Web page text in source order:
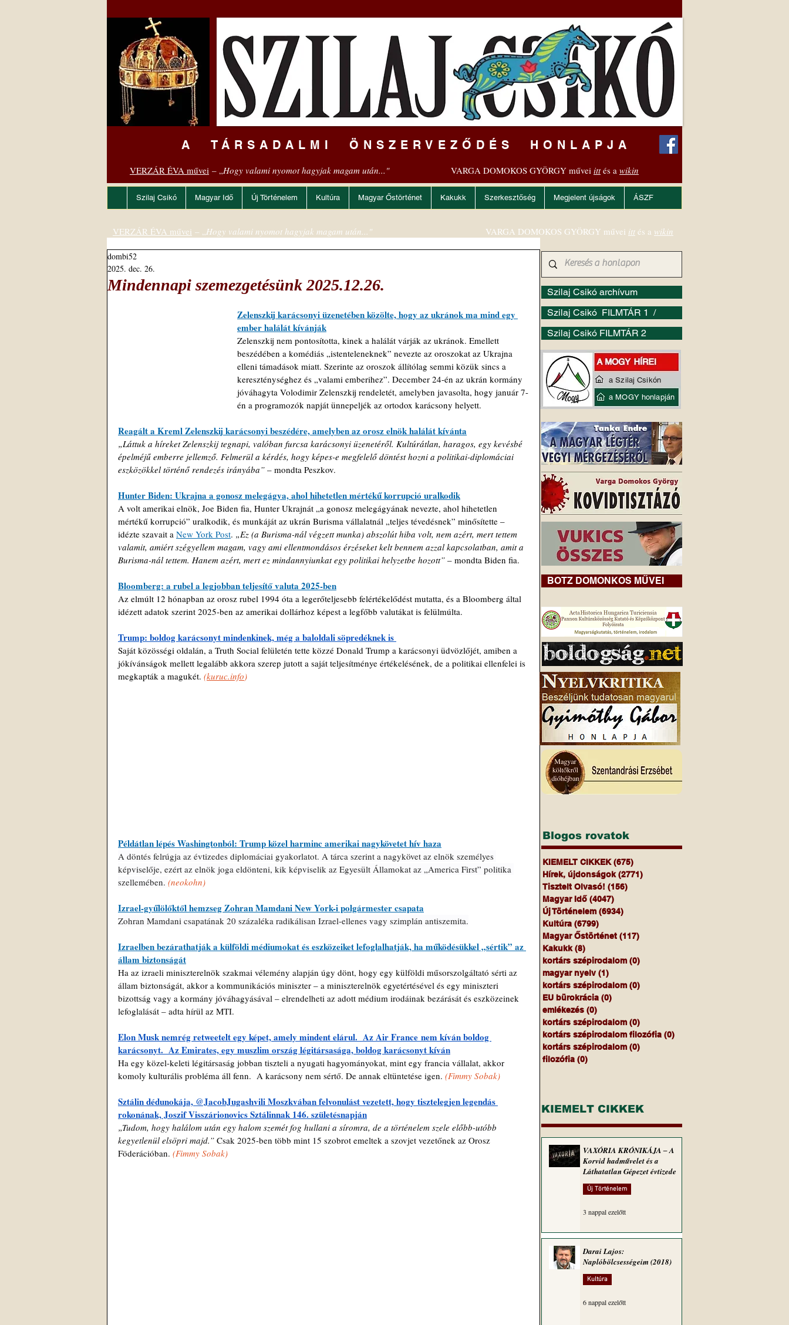
A TÁRSADALMI ÖNSZERVEZŐDÉS HONLAPJA
VERZÁR ÉVA művei – „Hogy valami nyomot hagyjak magam után..." VARGA DOMOKOS GYÖRGY művei ittés a wikin
Szilaj Csikó Magyar Idő Új Történelem Kultúra Magyar Őstörténet Kakukk Szerkesztőség Megjelent újságok ÁSZF
Mindennapi szemezgetésünk 2025.12.26.
dombi52
2025. dec. 26.
Zelenszkij karácsonyi üzenetében közölte, hogy az ukránok ma mind egy
ember halálát kívánják
Zelenszkij nem pontosította, kinek a halálát várják az ukránok. Emellett
beszédében a komédiás „istenteleneknek” nevezte az oroszokat az Ukrajna
elleni támadások miatt. Szerinte az oroszok állítólag semmi közük sincs a
kereszténységhez és „valami emberihez”. December 24-én az ukrán kormány
jóváhagyta Volodimir Zelenszkij rendeletét, amelyben javasolta, hogy január 7-
én a programozók napját ünnepeljék az ortodox karácsony helyett.
Reagált a Kreml Zelenszkij karácsonyi beszédére, amelyben az orosz elnök halálát kívánta
„Láttuk a híreket Zelenszkij tegnapi, valóban furcsa karácsonyi üzenetéről. Kultúrátlan, haragos, egy kevésbé
épelméjű emberre jellemző. Felmerül a kérdés, hogy képes-e megfelelő döntést hozni a politikai-diplomáciai
eszközökkel történő rendezés irányába” – mondta Peszkov.
Hunter Biden: Ukrajna a gonosz melegágya, ahol hihetetlen mértékű korrupció uralkodik
A volt amerikai elnök, Joe Biden fia, Hunter Ukrajnát „a gonosz melegágyának nevezte, ahol hihetetlen
mértékű korrupció” uralkodik, és munkáját az ukrán Burisma vállalatnál „teljes tévedésnek” minősítette –
idézte szavait a New York Post. „Ez (a Burisma-nál végzett munka) abszolút hiba volt, nem azért, mert tettem
valamit, amiért szégyellem magam, vagy ami ellentmondásos érzéseket kelt bennem azzal kapcsolatban, amit a
Burisma-nál tettem. Hanem azért, mert ez mindannyiunkat egy politikai helyzetbe hozott” – mondta Biden fia.
Bloomberg: a rubel a legjobban teljesítő valuta 2025-ben
Az elmúlt 12 hónapban az orosz rubel 1994 óta a legerőteljesebb felértékelődést mutatta, és a Bloomberg által
idézett adatok szerint 2025-ben az amerikai dollárhoz képest a legfőbb valutákat is felülmúlta.
Trump: boldog karácsonyt mindenkinek, még a baloldali söpredéknek is
Saját közösségi oldalán, a Truth Social felületén tette közzé Donald Trump a karácsonyi üdvözlőjét, amiben a
jókívánságok mellett legalább akkora szerep jutott a saját teljesítménye értékelésének, de a politikai ellenfelei is
megkapták a magukét. (kuruc.info)
Példátlan lépés Washingtonból: Trump közel harminc amerikai nagykövetet hív haza
A döntés felrúgja az évtizedes diplomáciai gyakorlatot. A tárca szerint a nagykövet az elnök személyes
képviselője, ezért az elnök joga eldönteni, kik képviselik az Egyesült Államokat az „America First” politika
szellemében. (neokohn)
Izrael-gyűlölőktől hemzseg Zohran Mamdani New York-i polgármester csapata
Zohran Mamdani csapatának 20 százaléka radikálisan Izrael-ellenes vagy szimplán antiszemita.
Izraelben bezárathatják a külföldi médiumokat és eszközeiket lefoglalhatják, ha működésükkel „sértik” az
állam biztonságát
Ha az izraeli miniszterelnök szakmai vélemény alapján úgy dönt, hogy egy külföldi műsorszolgáltató sérti az
állam biztonságát, akkor a kommunikációs miniszter – a miniszterelnök egyetértésével és egy miniszteri
bizottság vagy a kormány jóváhagyásával – elrendelheti az adott médium irodáinak bezárását és eszközeinek
lefoglalását – adta hírül az MTI.
Elon Musk nemrég retweetelt egy képet, amely mindent elárul.  Az Air France nem kíván boldog
karácsonyt.  Az Emirates, egy muszlim ország légitársasága, boldog karácsonyt kíván
Ha egy közel-keleti légitársaság jobban tiszteli a nyugati hagyományokat, mint egy francia vállalat, akkor
komoly kulturális probléma áll fenn.  A karácsony nem sértő. De annak eltüntetése igen. (Fimmy Sobak)
Sztálin dédunokája, @JacobJugashvili Moszkvában felvonulást vezetett, hogy tisztelegjen legendás
rokonának, Joszif Visszárionovics Sztálinnak 146. születésnapján
„Tudom, hogy halálom után egy halom szemét fog hullani a síromra, de a történelem szele előbb-utóbb
kegyetlenül elsöpri majd.” Csak 2025-ben több mint 15 szobrot emeltek a szovjet vezetőnek az Orosz
Föderációban. (Fimmy Sobak)
Szilaj Csikó archívum
Szilaj Csikó FILMTÁR 1 /
Szilaj Csikó FILMTÁR 2
VERZÁR ÉVA művei – „Hogy valami nyomot hagyjak magam után..." VARGA DOMOKOS GYÖRGY művei itt és a wikin
BOTZ DOMONKOS MŰVEI
Blogos rovatok
KIEMELT CIKKEK (675)
Hírek, újdonságok (2771)
Tisztelt Olvasó! (156)
Magyar Idő (4047)
Új Történelem (6934)
Kultúra (6799)
Magyar Őstörténet (117)
Kakukk (8)
kortárs szépirodalom (0)
magyar nyelv (1)
kortárs szépirodalom (0)
EU bürokrácia (0)
emlékezés (0)
kortárs szépirodalom (0)
kortárs szépirodalom filozófia (0)
kortárs szépirodalom (0)
filozófia (0)
KIEMELT CIKKEK
VAXÓRIA KRÓNIKÁJA ‒ A
Korvid hadművelet és a
Láthatatlan Gépezet évtizede
Új Történelem
3 nappal ezelőtt
Darai Lajos:
Naplóbölcsességeim (2018)
Kultúra
6 nappal ezelőtt
a Szilaj Csikón
a MOGY honlapján